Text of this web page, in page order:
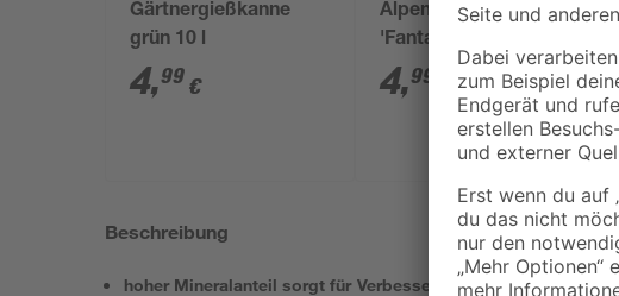
Gärtnergießkanne
grün 10 l
4,99 €
Alpenveilchen
'Fantasy' bordeaux 13
cm Topf
4,99
Beschreibung
hoher Mineralanteil sorgt für Verbesserung der Bodenstruktur